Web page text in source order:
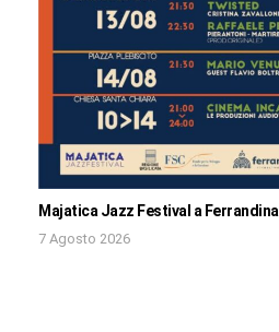
Majatica Jazz Festival a Ferrandina
7 Agosto 2026